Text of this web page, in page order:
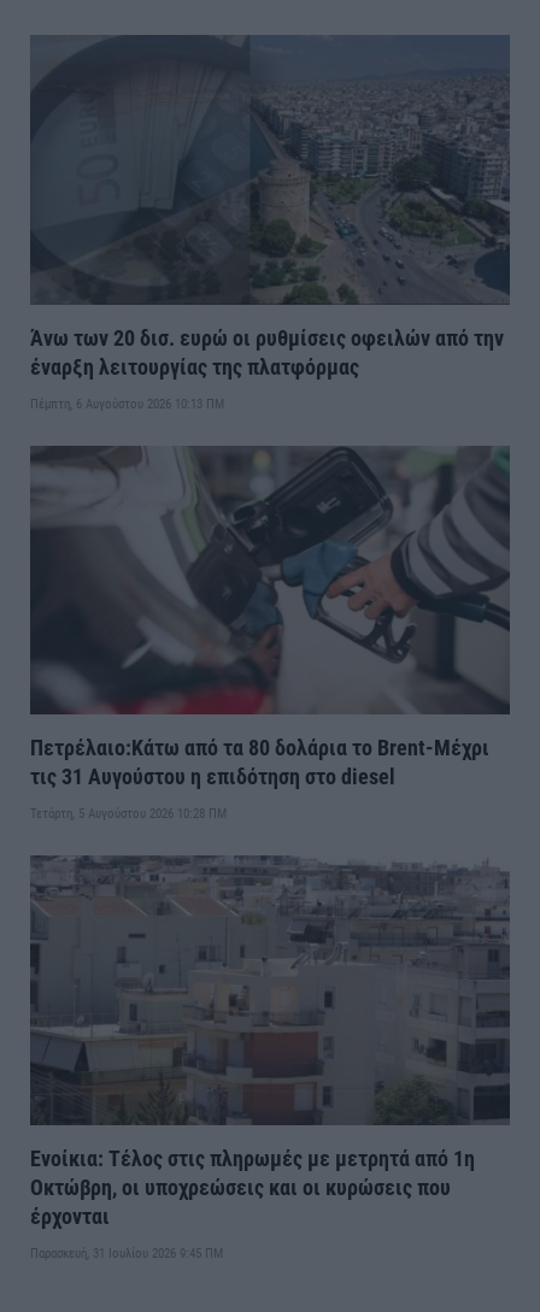
Άνω των 20 δισ. ευρώ οι ρυθμίσεις οφειλών από την
έναρξη λειτουργίας της πλατφόρμας
Πέμπτη, 6 Αυγούστου 2026 10:13 ΠΜ
Πετρέλαιο:Κάτω από τα 80 δολάρια το Brent-Μέχρι
τις 31 Αυγούστου η επιδότηση στο diesel
Τετάρτη, 5 Αυγούστου 2026 10:28 ΠΜ
Ενοίκια: Τέλος στις πληρωμές με μετρητά από 1η
Οκτώβρη, οι υποχρεώσεις και οι κυρώσεις που
έρχονται
Παρασκευή, 31 Ιουλίου 2026 9:45 ΠΜ